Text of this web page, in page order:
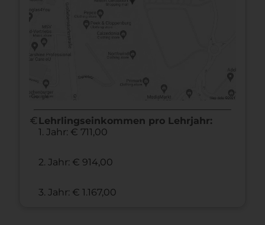
euro Lehrlingseinkommen pro Lehrjahr:
1. Jahr: € 711,00
2. Jahr: € 914,00
3. Jahr: € 1.167,00